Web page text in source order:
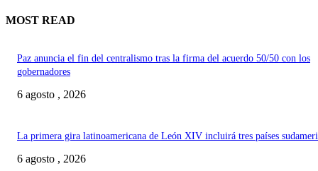
MOST READ
Paz anuncia el fin del centralismo tras la firma del acuerdo 50/50 con los
gobernadores
6 agosto , 2026
La primera gira latinoamericana de León XIV incluirá tres países
6 agosto , 2026